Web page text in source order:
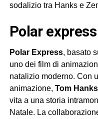
sodalizio tra Hanks e
polar
Polar Express, basato
uno dei film di
natalizio moderno. Con
animazione, Tom Hanks
vita a una storia
Natale. La